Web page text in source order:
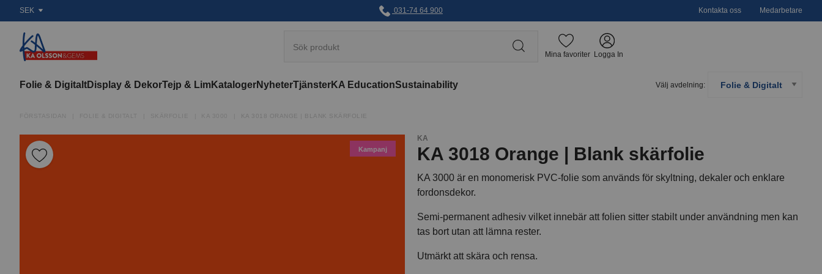
SEK Kontakta oss Medarbetare
031-74 64 900
Mina favoriter Logga In
Folie & DigitaltDisplay & DekorTejp & LimKatalogerNyheterTjänsterKA EducationSustainability Välj avdelning:
FÖRSTASIDAN FOLIE & DIGITALT SKÄRFOLIE KA 3000 KA 3018 ORANGE | BLANK SKÄRFOLIE
Kampanj
KA
KA 3018 Orange | Blank skärfolie
KA 3000 är en monomerisk PVC-folie som används för skyltning, dekaler och enklare
fordonsdekor.
Semi-permanent adhesiv vilket innebär att folien sitter stabilt under användning men kan
tas bort utan att lämna rester.
Utmärkt att skära och rensa.